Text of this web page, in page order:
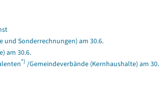
und Sonderrechnungen) am 30.6.
am 30.6.
*) /Gemeindeverbände (Kernhaushalte) am